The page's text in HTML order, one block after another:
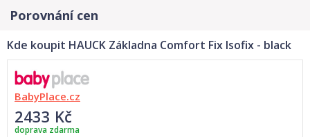
Porovnání cen
Kde koupit HAUCK Základna Comfort Fix Isofix - black
BabyPlace.cz
2433 Kč
doprava zdarma